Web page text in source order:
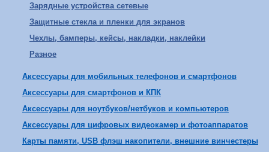
Зарядные устройства сетевые
Защитные стекла и пленки для экранов
Чехлы, бамперы, кейсы, накладки, наклейки
Разное
Аксессуары для мобильных телефонов и смартфонов
Аксессуары для смартфонов и КПК
Аксессуары для ноутбуков/нетбуков и компьютеров
Аксессуары для цифровых видеокамер и фотоаппаратов
Карты памяти, USB флэш накопители, внешние винчестеры